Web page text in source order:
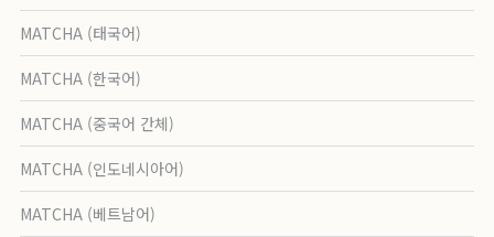
MATCHA (태국어)
MATCHA (한국어)
MATCHA (중국어 간체)
MATCHA (인도네시아어)
MATCHA (베트남어)